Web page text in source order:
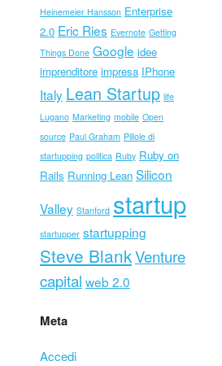
Heinemeier Hansson Enterprise
2.0 Eric Ries Evernote Getting
Things Done Google idee
imprenditore impresa IPhone
Italy Lean Startup life
Lugano Marketing mobile Open
source Paul Graham Pillole di
startupping politica Ruby Ruby on
Rails Running Lean Silicon
Valley Stanford startup
startupper startupping
Steve BlankVenture
capital web 2.0
Meta
Accedi